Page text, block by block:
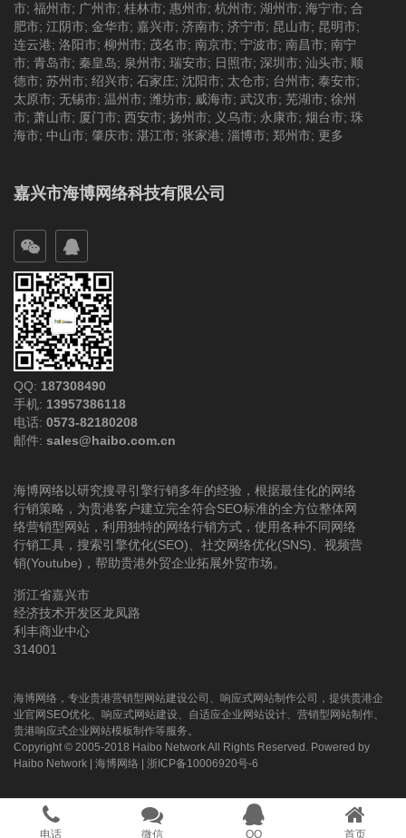
电话 微信 QQ 首页
市; 福州市; 广州市; 桂林市; 惠州市; 杭州市; 湖州市; 海宁市; 合
肥市; 江阴市; 金华市; 嘉兴市; 济南市; 济宁市; 昆山市; 昆明市;
连云港; 洛阳市; 柳州市; 茂名市; 南京市; 宁波市; 南昌市; 南宁
市; 青岛市; 秦皇岛; 泉州市; 瑞安市; 日照市; 深圳市; 汕头市; 顺
德市; 苏州市; 绍兴市; 石家庄; 沈阳市; 太仓市; 台州市; 泰安市;
太原市; 无锡市; 温州市; 潍坊市; 威海市; 武汉市; 芜湖市; 徐州
市; 萧山市; 厦门市; 西安市; 扬州市; 义乌市; 永康市; 烟台市; 珠
海市; 中山市; 肇庆市; 湛江市; 张家港; 淄博市; 郑州市; 更多
嘉兴市海博网络科技有限公司
QQ: 187308490
手机: 13957386118
电话: 0573-82180208
邮件: sales@haibo.com.cn
海博网络以研究搜寻引擎行销多年的经验，根据最佳化的网络
行销策略，为贵港客户建立完全符合SEO标准的全方位整体网
络营销型网站，利用独特的网络行销方式，使用各种不同网络
行销工具，搜索引擎优化(SEO)、社交网络优化(SNS)、视频营
销(Youtube)，帮助贵港外贸企业拓展外贸市场。
浙江省嘉兴市
经济技术开发区龙凤路
利丰商业中心
314001
海博网络，专业贵港营销型网站建设公司、响应式网站制作公司，提供贵港企
业官网SEO优化、响应式网站建设、自适应企业网站设计、营销型网站制作、
贵港响应式企业网站模板制作等服务。
Copyright © 2005-2018 Haibo Network All Rights Reserved. Powered by
Haibo Network
海博网络 浙ICP备10006920号-6